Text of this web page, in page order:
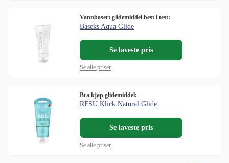
Vannbasert glidemiddel best i test:
Baseks Aqua Glide
Se laveste pris
Se alle priser
Bra kjøp glidemiddel:
RFSU Klick Natural Glide
Se laveste pris
Se alle priser